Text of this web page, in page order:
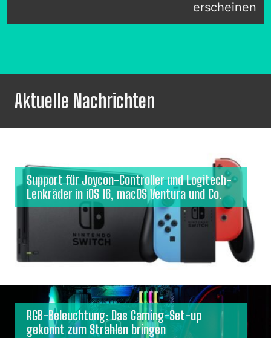
erscheinen
Aktuelle Nachrichten
Support für Joycon-Controller und Logitech-
Lenkräder in iOS 16, macOS Ventura und Co.
RGB-Beleuchtung: Das Gaming-Set-up
gekonnt zum Strahlen bringen